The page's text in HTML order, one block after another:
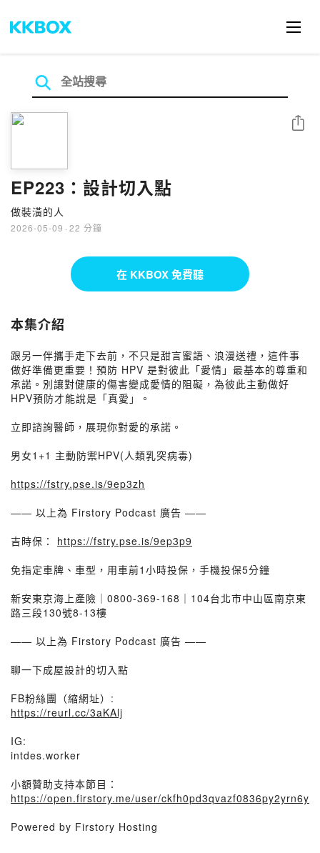
EP223：設計切入點
做裝潢的人
2026-05-09 · 22 分鐘
分享
在 KKBOX 免費聽
本集介紹
跟另一伴攜手走下去前，不只是甜言蜜語、浪漫送禮，這件事
做好準備更重要！預防 HPV 是對彼此「愛情」最基本的尊重和
承諾。別讓對健康的傷害變成愛情的阻礙，為彼此主動做好
HPV預防才能說是「真愛」。
立即諮詢醫師，展現你對愛的承諾。
男女1+1 主動防禦HPV(人類乳突病毒)
https://fstry.pse.is/9ep3zh
—— 以上為 Firstory Podcast 廣告 ——
吉時保： https://fstry.pse.is/9ep3p9
免指定車牌、車型，用車前1小時投保，手機投保5分鐘
新安東京海上產險｜0800-369-168｜104台北市中山區南京東
路三段130號8-13樓
—— 以上為 Firstory Podcast 廣告 ——
聊一下成屋設計的切入點
FB粉絲團（縮網址）:
https://reurl.cc/3aKAlj
IG:
intdes.worker
小額贊助支持本節目：
https://open.firstory.me/user/ckfh0pd3qvazf0836py2yrn6y
Powered by Firstory Hosting